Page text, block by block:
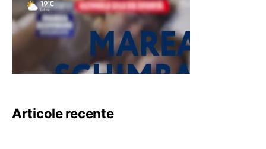
Articole recente